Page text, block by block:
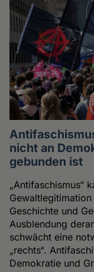
nicht an
gebunden ist
„Antifaschismus“
Geschichte und
Ausblendung
schwächt eine
„rechts“.
Demokratie und